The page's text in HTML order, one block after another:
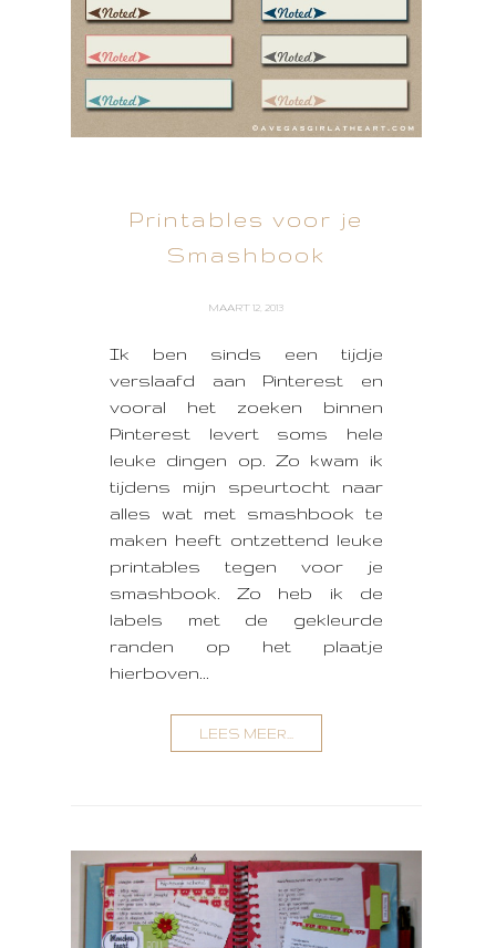
Printables voor je
Smashbook
MAART 12, 2013
Ik ben sinds een tijdje
verslaafd aan Pinterest en
vooral het zoeken binnen
Pinterest levert soms hele
leuke dingen op. Zo kwam ik
tijdens mijn speurtocht naar
alles wat met smashbook te
maken heeft ontzettend leuke
printables tegen voor je
smashbook. Zo heb ik de
labels met de gekleurde
randen op het plaatje
hierboven...
LEES MEER...